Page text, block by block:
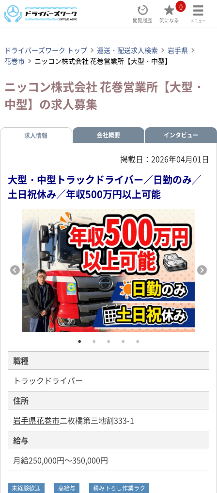
閲覧履歴
0
気になる メニュー
ドライバーズワーク トップ 運送・配送求人検索
岩手県
花巻市
ニッコン株式会社 花巻営業所【大型・中型】
ニッコン株式会社 花巻営業所【大型・
中型】の求人募集
求人情報 会社概要 インタビュー
掲載日：2026年04月01日
大型・中型トラックドライバー／日勤のみ／
土日祝休み／年収500万円以上可能
職種
トラックドライバー
住所
岩手県花巻市二枚橋第三地割333-1
給与
月給250,000円～350,000円
未経験歓迎 高給与
積み下ろし作業ラク